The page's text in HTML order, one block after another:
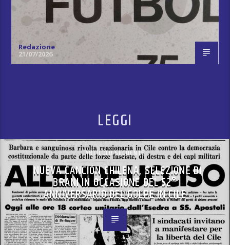
Redazione
21/07/2026
LEGGI
ARTICOLO SEGUENTE
NUEVA CANCIÓN CHILENA, SELEZIONE DI
BRANI IN OCCASIONE DEL 52°
ANNIVERSARIO DEL GOLPE IN CILE